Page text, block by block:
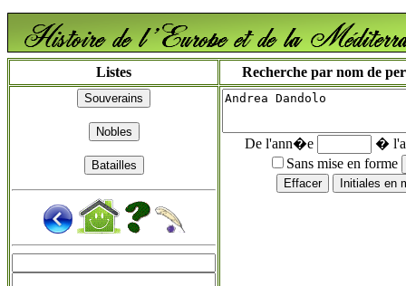
Listes Recherche par nom de
De l'ann�e
�
Sans mise en forme